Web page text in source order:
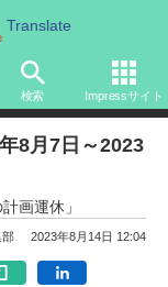
Translate
検索 Impressサイト
8月7日～2023
画運休」
部 2023年8月14日 12:04